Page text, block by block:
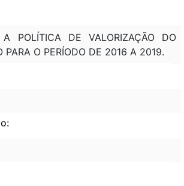
A POLÍTICA DE VALORIZAÇÃO DO
PARA O PERÍODO DE 2016 A 2019.